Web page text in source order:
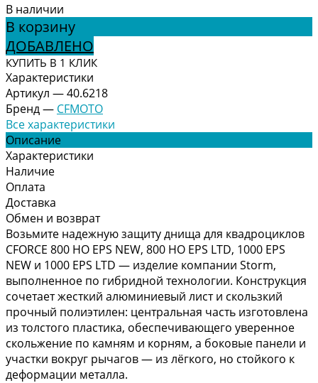
В наличии
В корзину
ДОБАВЛЕНО
КУПИТЬ В 1 КЛИК
Характеристики
Артикул —40.6218
Бренд— CFMOTO
Все характеристики
Описание
Характеристики
Наличие
Оплата
Доставка
Обмен и возврат
Возьмите надежную защиту днища для квадроциклов
CFORCE 800 HO EPS NEW, 800 HO EPS LTD, 1000 EPS
NEW и 1000 EPS LTD — изделие компании Storm,
выполненное по гибридной технологии. Конструкция
сочетает жесткий алюминиевый лист и скользкий
прочный полиэтилен: центральная часть изготовлена
из толстого пластика, обеспечивающего уверенное
скольжение по камням и корням, а боковые панели и
участки вокруг рычагов — из лёгкого, но стойкого к
деформации металла.